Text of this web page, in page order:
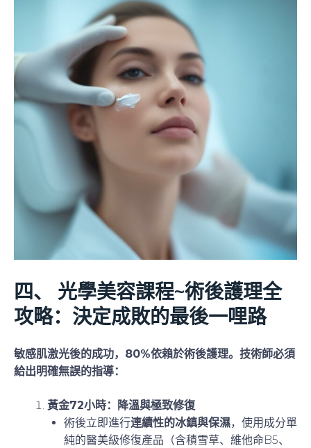
四、 光學美容課程~術後護理全
攻略：決定成敗的最後一哩路
敏感肌激光後的成功，80%依賴於術後護理。技術師必須
給出明確無誤的指導：
黃金72小時：降溫與極致修復
術後立即進行連續性的冰鎮與保濕，使用成分單
純的醫美級修復產品（含積雪草、維他命B5、